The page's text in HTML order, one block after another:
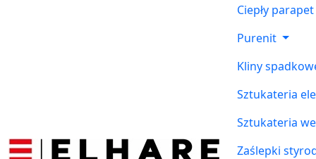
Ciepły parapet
Purenit
Kliny
Sztukateria
Sztukateria
Zaślepki